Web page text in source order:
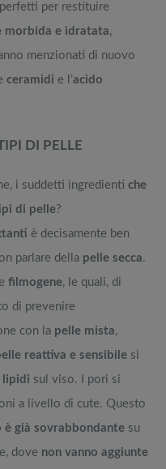
per restituire
morbida e idratata,
menzionati di nuovo
ceramidi e l’acido
DI PELLE
i suddetti ingredienti che
di pelle?
è decisamente ben
parlare della pelle secca.
filmogene, le quali, di
di prevenire
con la pelle mista,
reattiva e sensibile si
lipidi sul viso. I pori si
a livello di cute. Questo
è già sovrabbondante su
dove non vanno aggiunte